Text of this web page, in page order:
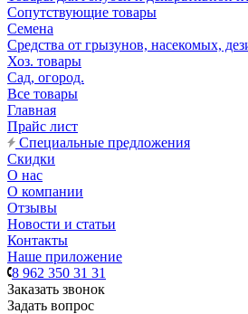
Сопутствующие товары
Семена
Средства от грызунов, насекомых,
Хоз. товары
Сад, огород.
Все товары
Главная
Прайс лист
Специальные предложения
Скидки
О нас
О компании
Отзывы
Новости и статьи
Контакты
Наше приложение
8 962 350 31 31
Заказать звонок
Задать вопрос